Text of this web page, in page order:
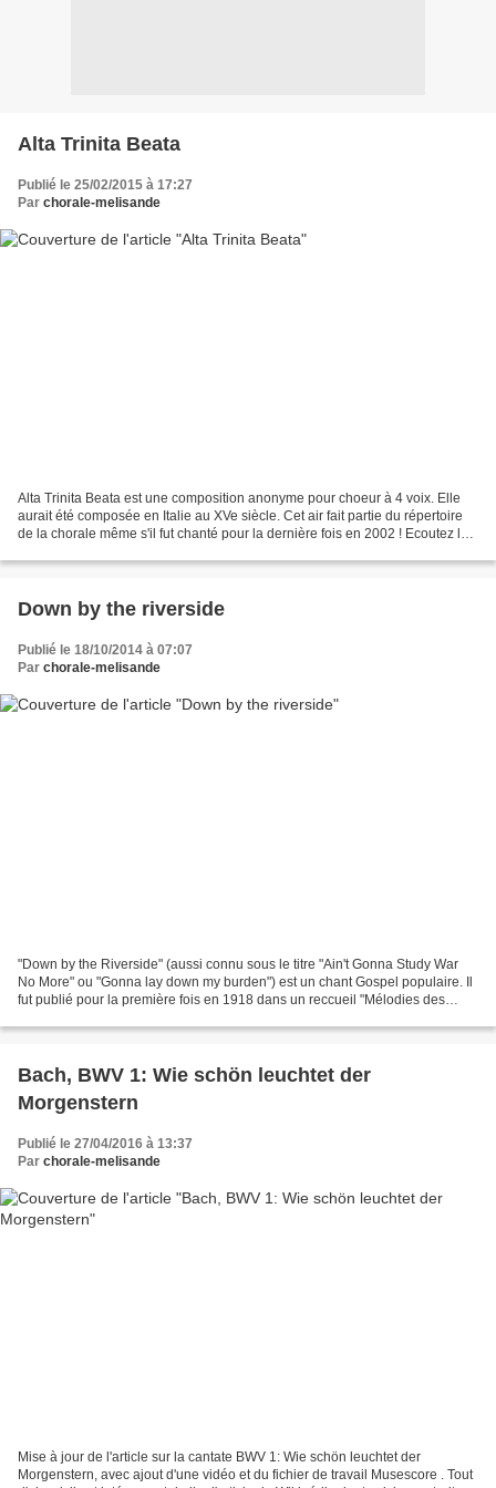
Alta Trinita Beata
Publié le 25/02/2015 à 17:27
Par chorale-melisande
Alta Trinita Beata est une composition anonyme pour choeur à 4 voix. Elle
aurait été composée en Italie au XVe siècle. Cet air fait partie du répertoire
de la chorale même s'il fut chanté pour la dernière fois en 2002 ! Ecoutez le
Down by the riverside
Publié le 18/10/2014 à 07:07
Par chorale-melisande
"Down by the Riverside" (aussi connu sous le titre "Ain't Gonna Study War
No More" ou "Gonna lay down my burden") est un chant Gospel populaire. Il
fut publié pour la première fois en 1918 dans un reccueil "Mélodies des
Bach, BWV 1: Wie schön leuchtet der
Morgenstern
Publié le 27/04/2016 à 13:37
Par chorale-melisande
Mise à jour de l'article sur la cantate BWV 1: Wie schön leuchtet der
Morgenstern, avec ajout d'une vidéo et du fichier de travail Musescore . Tout